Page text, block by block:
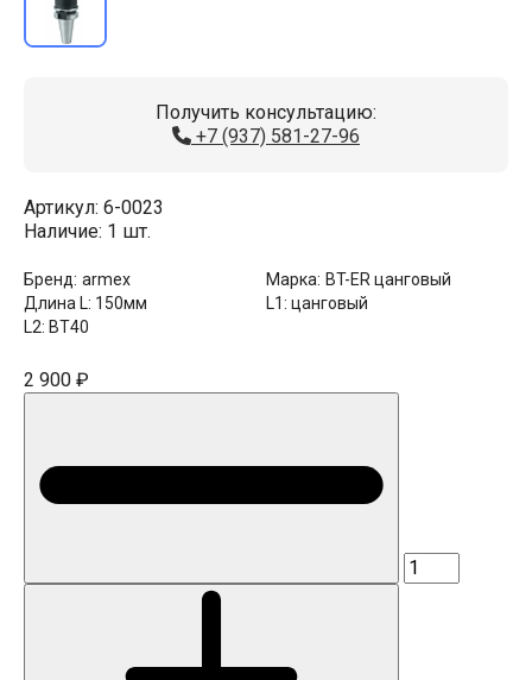
Получить консультацию:
+7 (937) 581-27-96
Артикул: 6-0023
Наличие: 1 шт.
Бренд: armex Марка: BT-ER цанговый
Длина L: 150мм L1: цанговый
L2: BT40
2 900 ₽